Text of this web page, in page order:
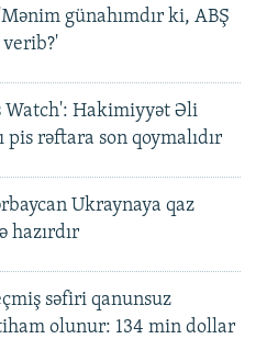
günahımdır ki, ABŞ
Watch': Hakimiyyət Əli
pis rəftara son qoymalıdır
Ukraynaya qaz
hazırdır
səfiri qanunsuz
olunur: 134 min dollar